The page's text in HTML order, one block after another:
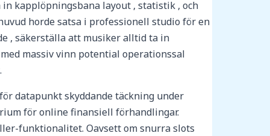
kapplöpningsbana layout , statistik , och
horde satsa i professionell studio för en
, säkerställa att musiker alltid ta in
massiv vinn potential operationssal
datapunkt skyddande täckning under
för online finansiell förhandlingar.
funktionalitet. Oavsett om snurra slots